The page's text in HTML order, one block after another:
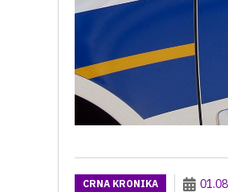
CRNA KRONIKA